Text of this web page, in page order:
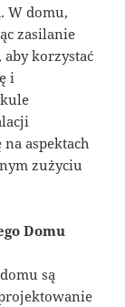
W domu,
zasilanie
korzystać
i
aspektach
zużyciu
Domu
są